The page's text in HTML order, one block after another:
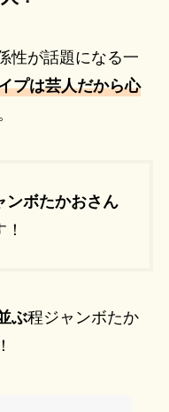
性が話題になる一
プは芸人だから心
ンボたかおさん
ぶ程ジャンボたか